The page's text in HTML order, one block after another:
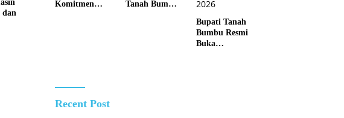
dan
Komitmen
Tanah Bumbu
Bupati Tanah
Bumbu Resmi
Buka
Recent Post